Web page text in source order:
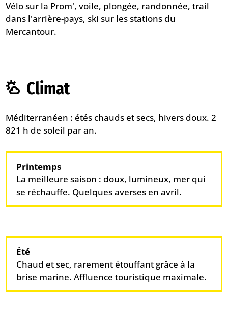
Vélo sur la Prom', voile, plongée, randonnée, trail
dans l'arrière-pays, ski sur les stations du
Mercantour.
Climat
Méditerranéen : étés chauds et secs, hivers doux. 2
821 h de soleil par an.
Printemps
La meilleure saison : doux, lumineux, mer qui
se réchauffe. Quelques averses en avril.
Été
Chaud et sec, rarement étouffant grâce à la
brise marine. Affluence touristique maximale.